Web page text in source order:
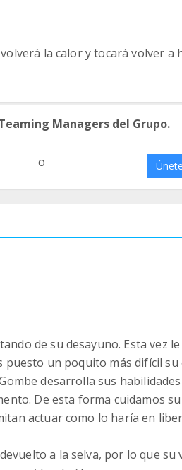
la calor y tocará volver a
Managers del Grupo.
o Únete
de su desayuno. Esta vez
puesto un poquito más difícil
desarrolla sus
De esta forma cuidamos
actuar como lo haría en
a la selva, por lo que su